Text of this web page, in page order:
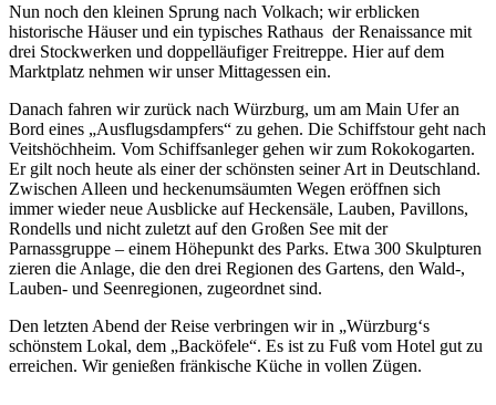
Nun noch den kleinen Sprung nach Volkach; wir erblicken
historische Häuser und ein typisches Rathaus der Renaissance mit
drei Stockwerken und doppelläufiger Freitreppe. Hier auf dem
Marktplatz nehmen wir unser Mittagessen ein.
Danach fahren wir zurück nach Würzburg, um am Main Ufer an
Bord eines „Ausflugsdampfers“ zu gehen. Die Schiffstour geht nach
Veitshöchheim. Vom Schiffsanleger gehen wir zum Rokokogarten.
Er gilt noch heute als einer der schönsten seiner Art in Deutschland.
Zwischen Alleen und heckenumsäumten Wegen eröffnen sich
immer wieder neue Ausblicke auf Heckensäle, Lauben, Pavillons,
Rondells und nicht zuletzt auf den Großen See mit der
Parnassgruppe – einem Höhepunkt des Parks. Etwa 300 Skulpturen
zieren die Anlage, die den drei Regionen des Gartens, den Wald-,
Lauben- und Seenregionen, zugeordnet sind.
Den letzten Abend der Reise verbringen wir in „Würzburg‘s
schönstem Lokal, dem „Backöfele“. Es ist zu Fuß vom Hotel gut zu
erreichen. Wir genießen fränkische Küche in vollen Zügen.